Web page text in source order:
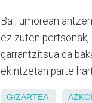
Bai; umorean
ez zuten
garrantzitsua da
ekintzetan parte
GIZARTEA